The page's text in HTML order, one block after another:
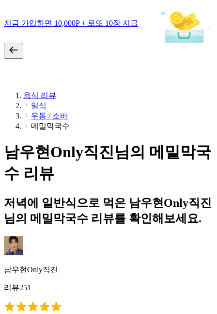
지금 가입하면 10,000P + 로또 10장 지급
음식 리뷰
일식
우동 / 소바
메밀막국수
남우현Only직진님의 메밀막국
수 리뷰
저녁에 일반식으로 먹은 남우현Only직진
님의 메밀막국수 리뷰를 확인해보세요.
남우현Only직진
리뷰251